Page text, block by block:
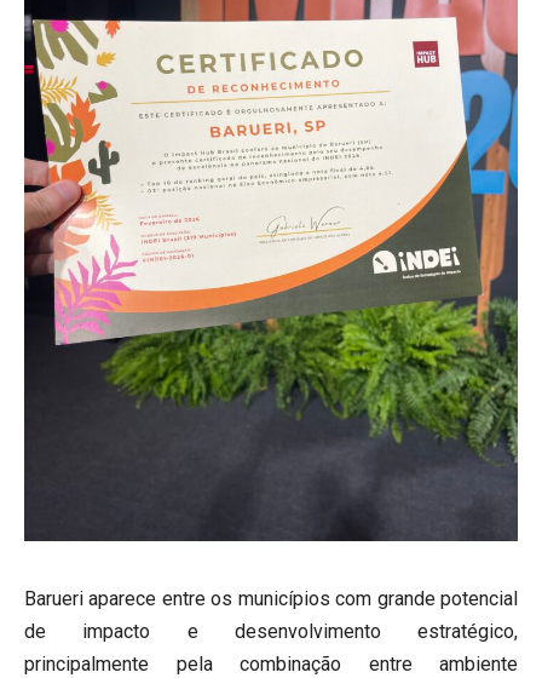
Barueri aparece entre os municípios com grande potencial
de impacto e desenvolvimento estratégico,
principalmente pela combinação entre ambiente